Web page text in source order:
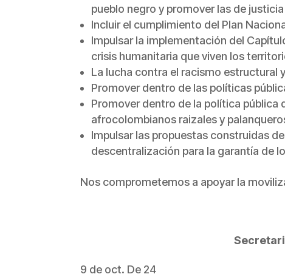
pueblo negro y promover las de
Incluir el cumplimiento del Plan
Impulsar la implementación del
crisis humanitaria que viven los
La lucha contra el racismo estructural
Promover dentro de las políticas
Promover dentro de la política pública
afrocolombianos raizales y
Impulsar las propuestas construidas
descentralización para la garantía de
Nos comprometemos a apoyar la
9 de oct. De 24